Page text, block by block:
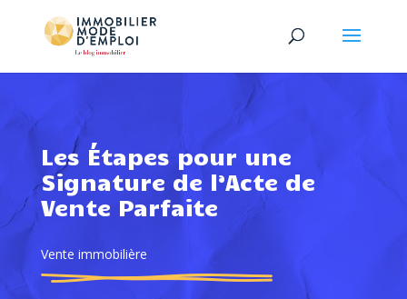
Les Étapes pour une
Signature de l’Acte de
Vente Parfaite
Vente immobilière